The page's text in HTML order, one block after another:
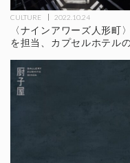
CULTURE 2022.10.24
〈ナインアワーズ人形町
を担当、カプセルホテル